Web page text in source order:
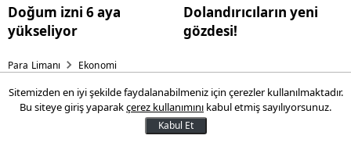
Doğum izni 6 aya
yükseliyor
Dolandırıcıların yeni
gözdesi!
Para Limanı Ekonomi
Bakan Bayraktar'dan petrol ve
doğal gaz açıklaması
Sitemizden en iyi şekilde faydalanabilmeniz için çerezler kullanılmaktadır.
Bu siteye giriş yaparakçerez kullanımını kabul etmiş sayılıyorsunuz.
Kabul Et